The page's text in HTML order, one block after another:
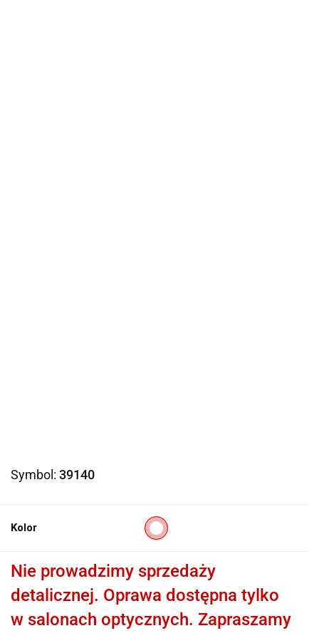
Symbol: 39140
Kolor
Nie prowadzimy sprzedaży
detalicznej. Oprawa dostępna tylko
w salonach optycznych. Zapraszamy